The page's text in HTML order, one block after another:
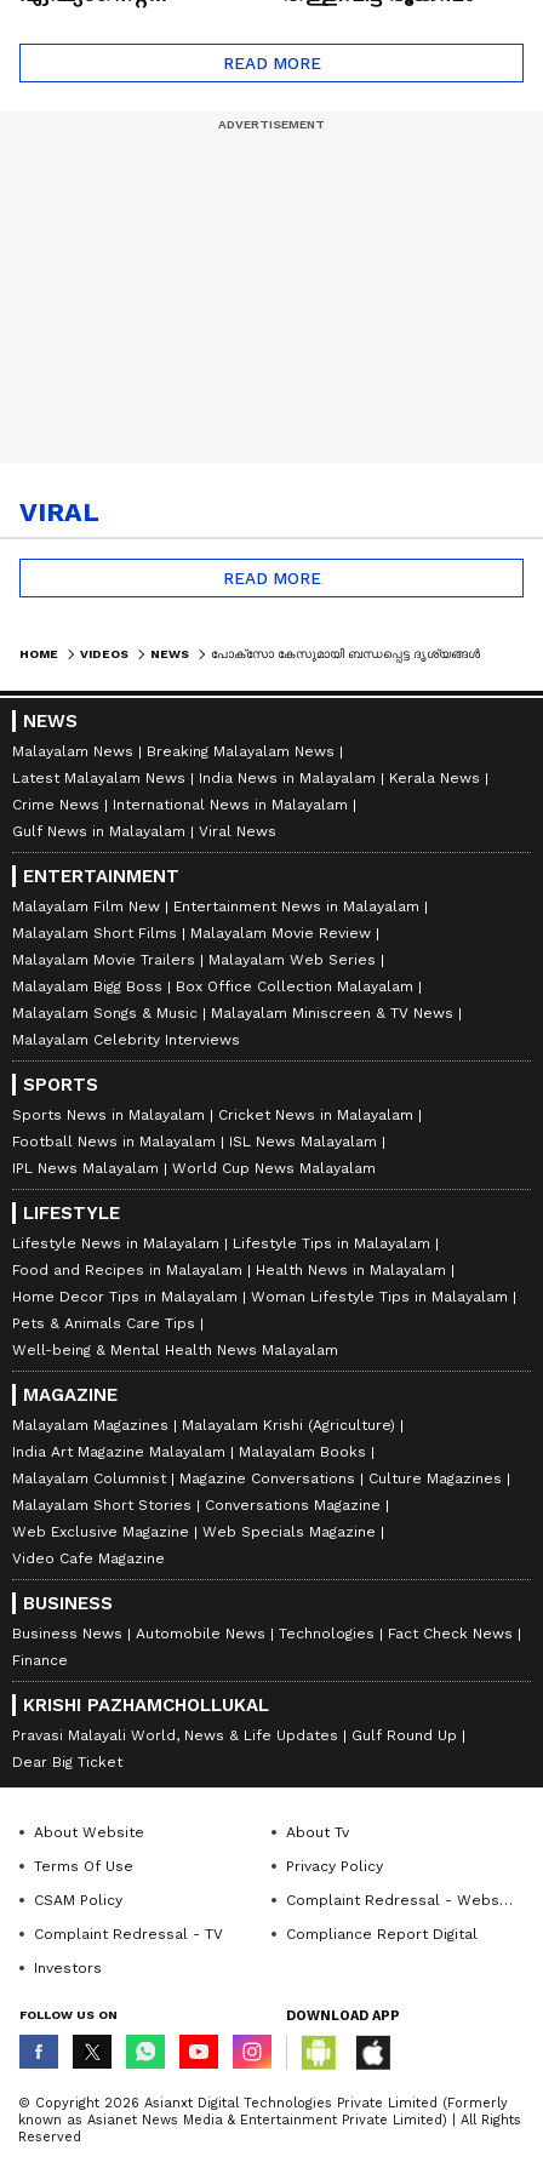
READ MORE
VIRAL
READ MORE
HOME VIDEOS NEWS
NEWS
Malayalam News
Breaking Malayalam News
Latest Malayalam News
India News in Malayalam
Kerala News
Crime News
International News in Malayalam
Gulf News in Malayalam
Viral News
ENTERTAINMENT
Malayalam Film New
Entertainment News in Malayalam
Malayalam Short Films
Malayalam Movie Review
Malayalam Movie Trailers
Malayalam Web Series
Malayalam Bigg Boss
Box Office Collection Malayalam
Malayalam Songs & Music
Malayalam Miniscreen & TV News
Malayalam Celebrity Interviews
SPORTS
Sports News in Malayalam
Cricket News in Malayalam
Football News in Malayalam
ISL News Malayalam
IPL News Malayalam
World Cup News Malayalam
LIFESTYLE
Lifestyle News in Malayalam
Lifestyle Tips in Malayalam
Food and Recipes in Malayalam
Health News in Malayalam
Home Decor Tips in Malayalam
Woman Lifestyle Tips in Malayalam
Pets & Animals Care Tips
Well-being & Mental Health News Malayalam
MAGAZINE
Malayalam Magazines
Malayalam Krishi (Agriculture)
India Art Magazine Malayalam
Malayalam Books
Malayalam Columnist
Magazine Conversations
Culture Magazines
Malayalam Short Stories
Conversations Magazine
Web Exclusive Magazine
Web Specials Magazine
Video Cafe Magazine
BUSINESS
Business News Automobile News Technologies
Fact Check News
Finance
KRISHI PAZHAMCHOLLUKAL
Pravasi Malayali World, News & Life Updates
Gulf Round Up
Dear Big Ticket
About Website
About Tv
Terms Of Use
Privacy Policy
CSAM Policy
Complaint Redressal - Website
Complaint Redressal - TV
Compliance Report Digital
Investors
FOLLOW US ON DOWNLOAD APP
© Copyright 2026 Asianxt Digital Technologies Private Limited (Formerly
known as Asianet News Media & Entertainment Private Limited) | All Rights
Reserved